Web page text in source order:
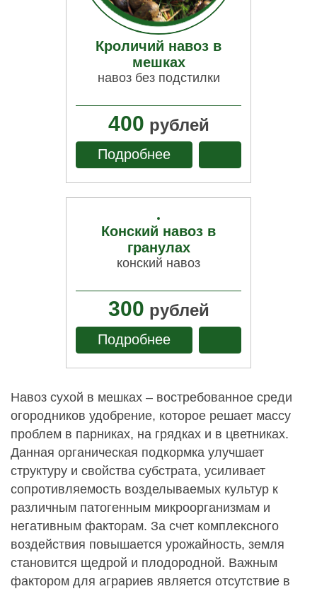
Кроличий навоз в
мешках
навоз без подстилки
400 рублей
Подробнее
Конский навоз в
гранулах
конский навоз
300 рублей
Подробнее
Навоз сухой в мешках – востребованное среди
огородников удобрение, которое решает массу
проблем в парниках, на грядках и в цветниках.
Данная органическая подкормка улучшает
структуру и свойства субстрата, усиливает
сопротивляемость возделываемых культур к
различным патогенным микроорганизмам и
негативным факторам. За счет комплексного
воздействия повышается урожайность, земля
становится щедрой и плодородной. Важным
фактором для аграриев является отсутствие в